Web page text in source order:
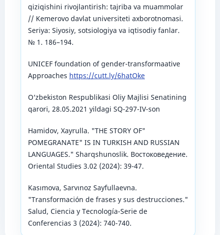
qiziqishini rivojlantirish: tajriba va muammolar
// Kemerovo davlat universiteti axborotnomasi.
Seriya: Siyosiy, sotsiologiya va iqtisodiy fanlar.
№ 1. 186–194.
UNICEF foundation of gender-transformaative
Approaches https://cutt.ly/6hatOke
O‘zbekiston Respublikasi Oliy Majlisi Senatining
qarori, 28.05.2021 yildagi SQ-297-IV-son
Hamidov, Xayrulla. "THE STORY OF"
POMEGRANATE" IS IN TURKISH AND RUSSIAN
LANGUAGES." Sharqshunoslik. Востоковедение.
Oriental Studies 3.02 (2024): 39-47.
Kasımova, Sarvınoz Sayfullaevna.
"Transformación de frases y sus destrucciones."
Salud, Ciencia y Tecnología-Serie de
Conferencias 3 (2024): 740-740.